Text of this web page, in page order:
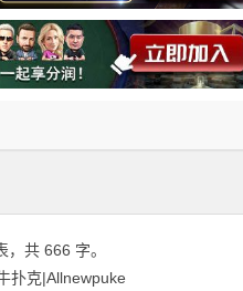
，共 666 字。
扑克|Allnewpuke